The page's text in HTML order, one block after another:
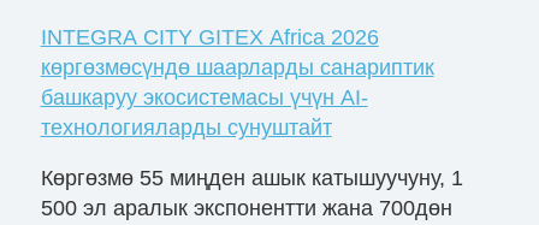
INTEGRA CITY GITEX Africa 2026
көргөзмөсүндө шаарларды санариптик
башкаруу экосистемасы үчүн AI-
технологияларды сунуштайт
Көргөзмө 55 миңден ашык катышуучуну, 1
500 эл аралык экспонентти жана 700дөн